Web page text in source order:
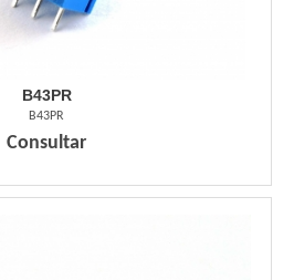
B43PR
B43PR
Consultar